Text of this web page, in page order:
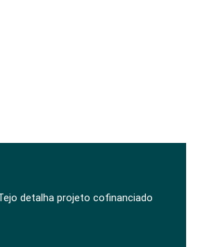
detalha projeto cofinanciado